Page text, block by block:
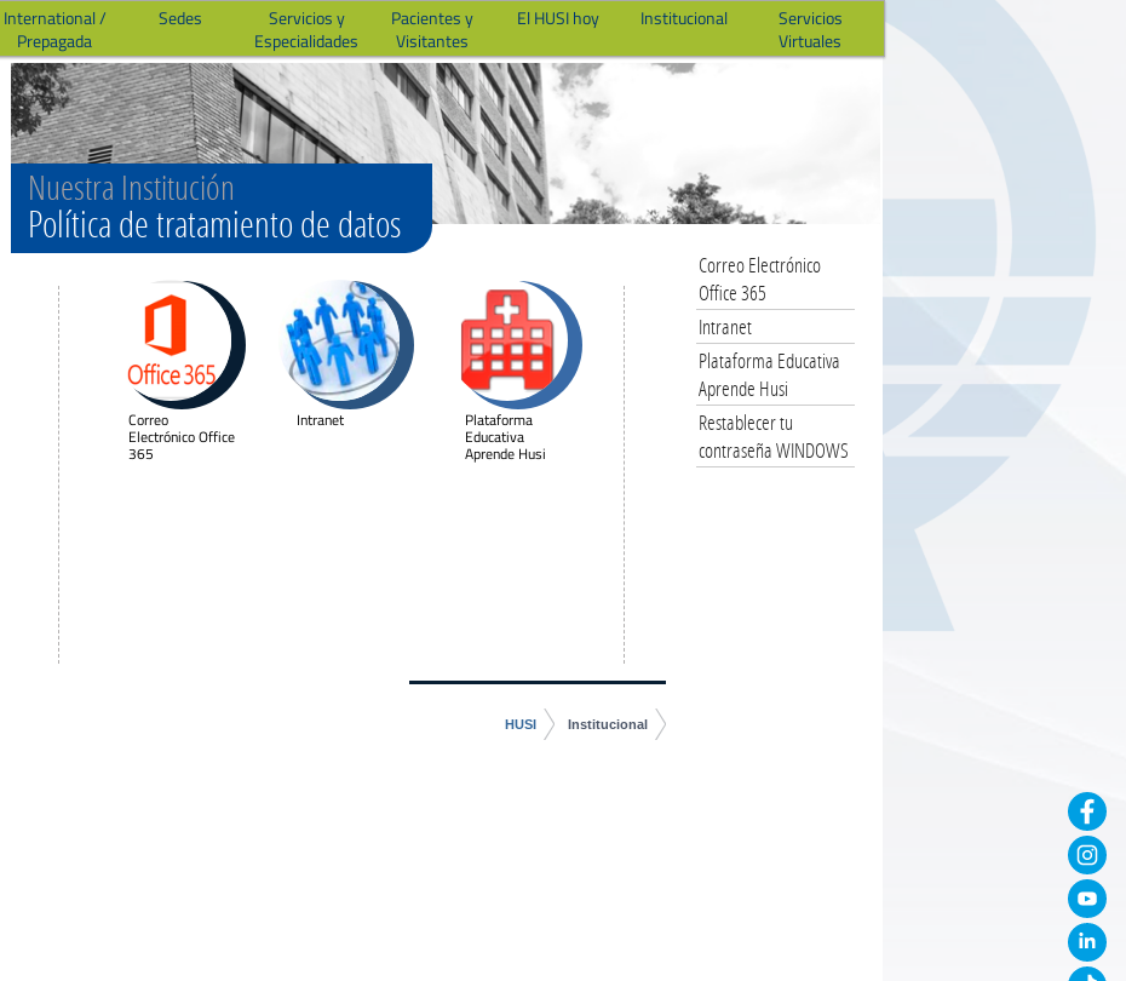
International /
Prepagada
Sedes
Servicios y
Especialidades
Pacientes y
Visitantes
El HUSI hoy Institucional
Servicios
Virtuales
Nuestra Institución
Política de tratamiento de datos
Correo
Electrónico Office
365
Intranet Plataforma
Educativa
Aprende Husi
HUSI Institucional
Correo Electrónico
Office 365
Intranet
Plataforma Educativa
Aprende Husi
Restablecer tu
contraseña WINDOWS